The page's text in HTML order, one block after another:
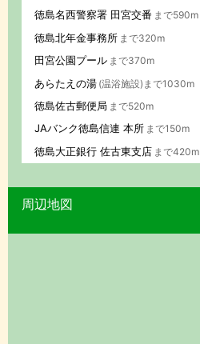
徳島名西警察署 田宮交番 まで590m
徳島北年金事務所 まで320m
田宮公園プール まで370m
あらたえの湯 (温浴施設)まで1030m
徳島佐古郵便局 まで520m
JAバンク徳島信連 本所 まで150m
徳島大正銀行 佐古東支店 まで420m
周辺地図